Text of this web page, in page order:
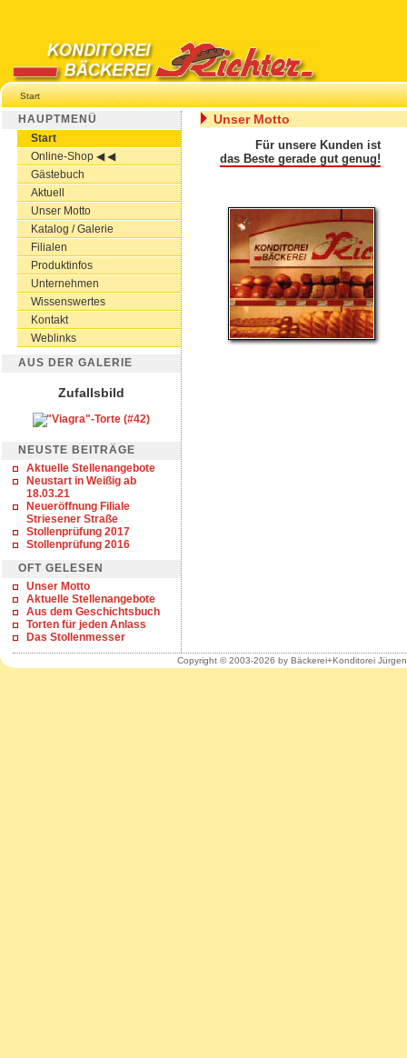
Start
HAUPTMENÜ
Start
Online-Shop ◀ ◀
Gästebuch
Aktuell
Unser Motto
Katalog / Galerie
Filialen
Produktinfos
Unternehmen
Wissenswertes
Kontakt
Weblinks
AUS DER GALERIE
Zufallsbild
NEUSTE BEITRÄGE
Aktuelle Stellenangebote
Neustart in Weißig ab
18.03.21
Neueröffnung Filiale
Striesener Straße
Stollenprüfung 2017
Stollenprüfung 2016
OFT GELESEN
Unser Motto
Aktuelle Stellenangebote
Aus dem Geschichtsbuch
Torten für jeden Anlass
Das Stollenmesser
Unser Motto
Für unsere Kunden ist
das Beste gerade gut genug!
Copyright © 2003-2026 by Bäckerei+Konditorei